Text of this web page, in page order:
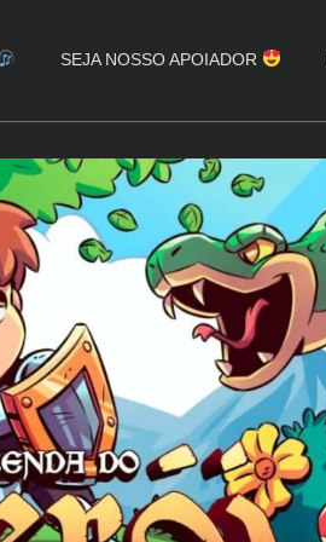
SEJA NOSSO APOIADOR